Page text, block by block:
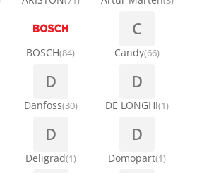
za veš mašinu
za veš mašine
za montažu klima uređaja
BOSCH(84)
C
Candy(66)
D
Danfoss(30)
D
DE LONGHI(1)
D
Deligrad(1)
D
Domopart(1)